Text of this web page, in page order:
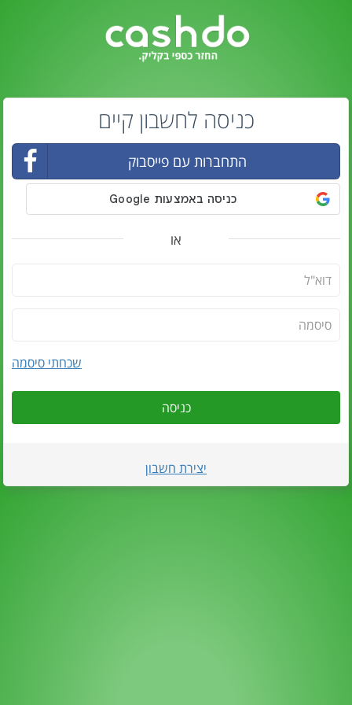
כניסה לחשבון קיים
התחברות עם פייסבוק
או
שכחתי סיסמה
כניסה
יצירת חשבון